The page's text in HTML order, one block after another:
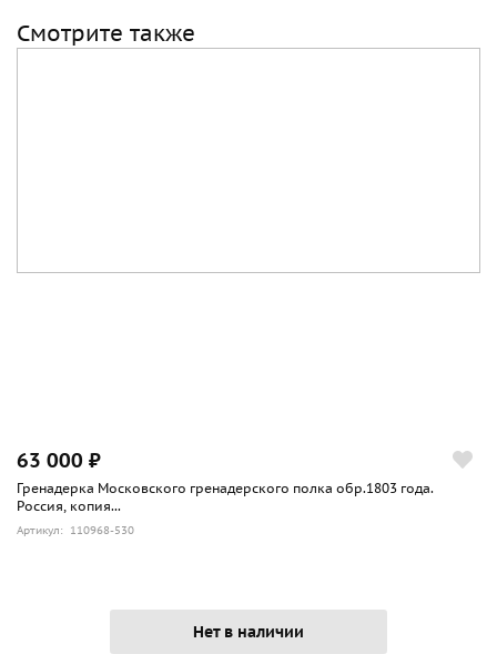
Смотрите также
63 000 ₽
Гренадерка Московского гренадерского полка обр.1803 года.
Россия, копия...
Артикул: 110968-530
Нет в наличии